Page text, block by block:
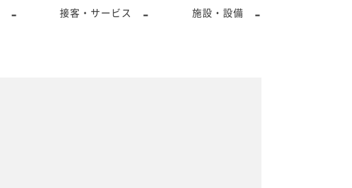
- 接客・サービス - 施設・設備 -